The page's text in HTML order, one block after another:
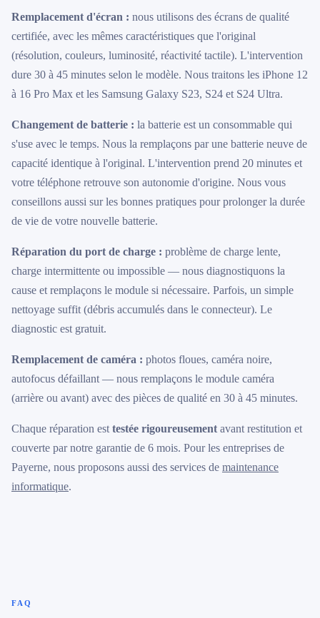
Remplacement d'écran : nous utilisons des écrans de qualité
certifiée, avec les mêmes caractéristiques que l'original
(résolution, couleurs, luminosité, réactivité tactile). L'intervention
dure 30 à 45 minutes selon le modèle. Nous traitons les iPhone 12
à 16 Pro Max et les Samsung Galaxy S23, S24 et S24 Ultra.
Changement de batterie : la batterie est un consommable qui
s'use avec le temps. Nous la remplaçons par une batterie neuve de
capacité identique à l'original. L'intervention prend 20 minutes et
votre téléphone retrouve son autonomie d'origine. Nous vous
conseillons aussi sur les bonnes pratiques pour prolonger la durée
de vie de votre nouvelle batterie.
Réparation du port de charge : problème de charge lente,
charge intermittente ou impossible — nous diagnostiquons la
cause et remplaçons le module si nécessaire. Parfois, un simple
nettoyage suffit (débris accumulés dans le connecteur). Le
diagnostic est gratuit.
Remplacement de caméra : photos floues, caméra noire,
autofocus défaillant — nous remplaçons le module caméra
(arrière ou avant) avec des pièces de qualité en 30 à 45 minutes.
Chaque réparation est testée rigoureusement avant restitution et
couverte par notre garantie de 6 mois. Pour les entreprises de
Payerne, nous proposons aussi des services de maintenance
informatique.
FAQ